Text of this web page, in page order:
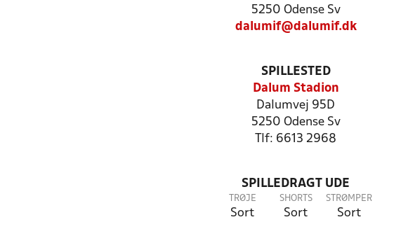
5250 Odense Sv
dalumif@dalumif.dk
SPILLESTED
Dalum Stadion
Dalumvej 95D
5250 Odense Sv
Tlf: 6613 2968
SPILLEDRAGT UDE
TRØJE
Sort
SHORTS
Sort
STRØMPER
Sort